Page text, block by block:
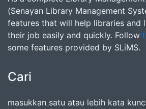
(Senayan Library Management
features that will help libraries and
their job easily and quickly. Follow
some features provided by SLiMS.
Cari
masukkan satu atau lebih kata